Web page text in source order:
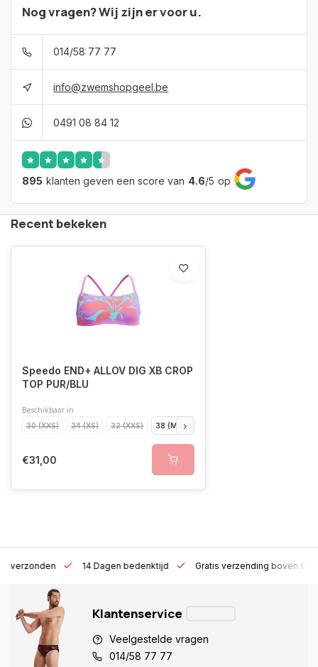
Nog vragen? Wij zijn er voor u.
014/58 77 77
info@zwemshopgeel.be
0491 08 84 12
895 klanten geven een score van 4.6/5 op
Recent bekeken
Speedo END+ ALLOV DIG XB CROP
TOP PUR/BLU
Beschikbaar in
30 (XXS)
34 (XS) 32 (XXS) 38 (M)
€31,00
h verzonden 14 Dagen bedenktijd Gratis verzending boven
Klantenservice
Veelgestelde vragen
014/58 77 77